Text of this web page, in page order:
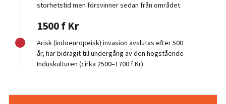
storhetstid men försvinner sedan från området.
1500 f Kr
Arisk (indoeuropeisk) invasion avslutas efter 500
år,harbidragittill undergång av den högstående
Induskulturen (cirka 2500–1700 f Kr).